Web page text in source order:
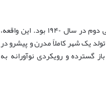
با این حال، نقطه عطف تعیین کننده در تاریخ روتردام، بمباران بی رحمانه آن در جنگ جهانی دوم در سال ۱۹۴۰ بود. این واقعه،
یک شهر کاملاً مدرن و پیشرو در
گسترده و رویکردی نوآورانه به